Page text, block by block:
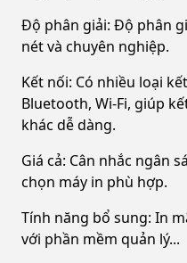
Độ phân giải: Độ phân
nét và chuyên nghiệp.
Kết nối: Có nhiều loại
Bluetooth, Wi-Fi, giúp
khác dễ dàng.
Giá cả: Cân nhắc ngân
chọn máy in phù hợp.
Tính năng bổ sung: In
với phần mềm quản lý...